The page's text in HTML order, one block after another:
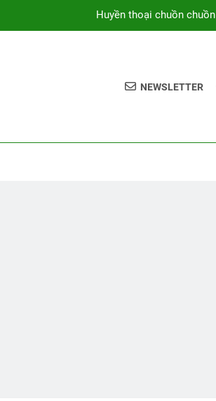
Huyền thoại chuồn chuồn
Cao Hữu Điền trong tuyển tập Tân Hiệp Thơ 5
NEWSLETTER